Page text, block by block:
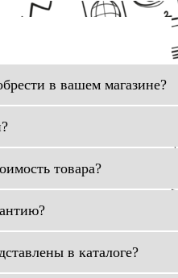
в вашем магазине?
товара?
в каталоге?